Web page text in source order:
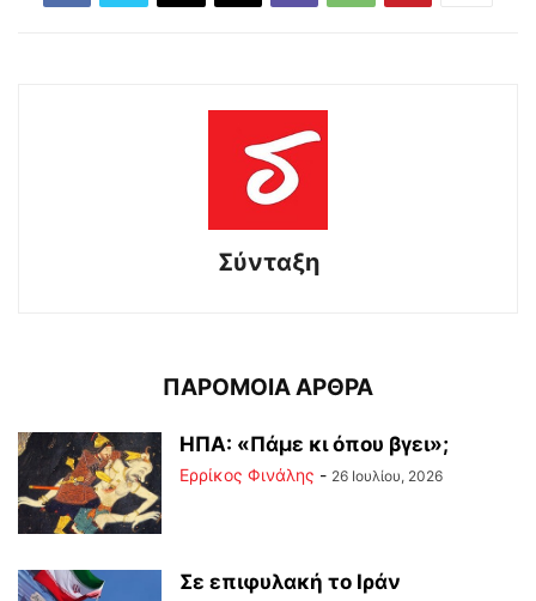
Σύνταξη
ΠΑΡΟΜΟΙΑ ΑΡΘΡΑ
ΗΠΑ: «Πάμε κι όπου βγει»;
Ερρίκος Φινάλης - 26 Ιουλίου, 2026
Σε επιφυλακή το Ιράν